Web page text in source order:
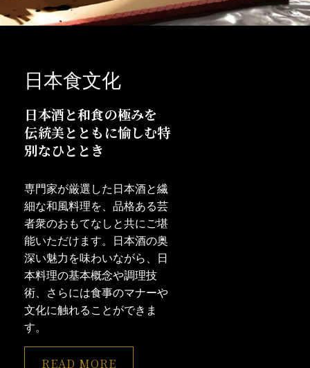
日本食文化
日本酒と和食の極みを
伝統美とともに愉しむ特
別なひととき
専門家が厳選した日本酒と繊
細な和風料理を、品格ある芸
者衆のおもてなしと共にご堪
能いただけます。日本酒の奥
深い魅力を味わいながら、日
本料理の基本概念や調理技
術、さらには食事のマナーや
文化に触れることができま
す。
READ MORE